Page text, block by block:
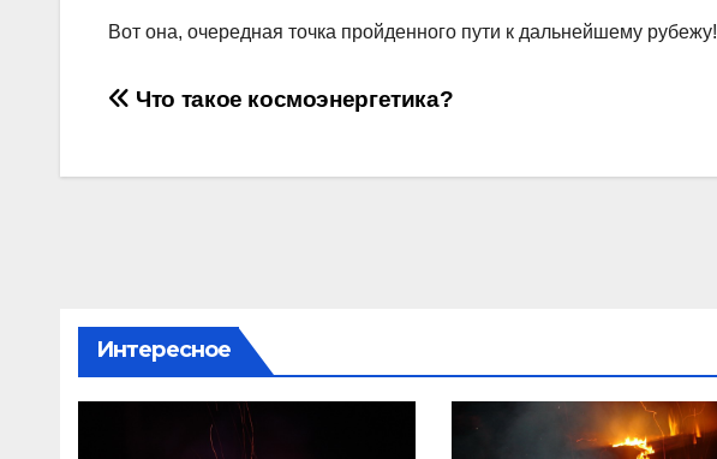
Вот она, очередная точка пройденного пути к дальнейшему рубежу!
Навигация
Что такое космоэнергетика?
Интересное